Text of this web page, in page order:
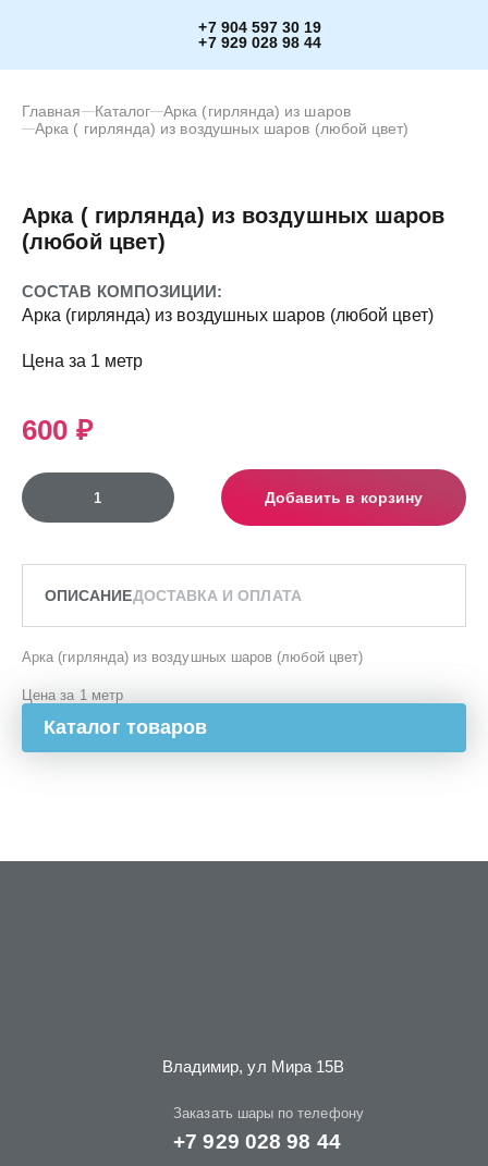
+7 904 597 30 19
+7 929 028 98 44
Главная Каталог
Арка (гирлянда) из шаров
Арка ( гирлянда) из воздушных шаров (любой цвет)
Каталог товаров
Арка ( гирлянда) из воздушных шаров
(любой цвет)
СОСТАВ КОМПОЗИЦИИ:
Арка (гирлянда) из воздушных шаров (любой цвет)
Цена за 1 метр
600 ₽
Добавить в корзину
ОПИСАНИЕДОСТАВКА И ОПЛАТА
Арка (гирлянда) из воздушных шаров (любой цвет)
Цена за 1 метр
Владимир, ул Мира 15B
Заказать шары по телефону
+7 929 028 98 44